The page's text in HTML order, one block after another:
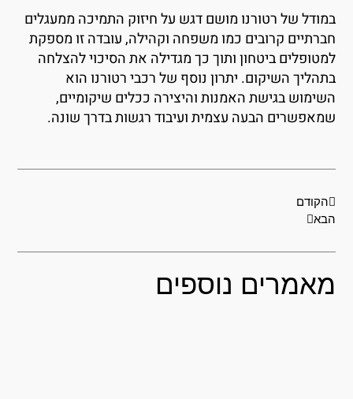
של רטורנו מושם דגש על חיזוק התמיכה ממעגלים
קרובים כמו משפחה וקהילה, עובדה זו מספקת
ביטחון ותוך כך מגדילה את הסיכוי להצלחה
השיקום. יתרון נוסף של רכבי רטורנו הוא
בגישת האמנות והיצירה ככלים שיקומיים,
הבעה עצמית ועיבוד רגשות בדרך שונה.
הקודם
נוספים